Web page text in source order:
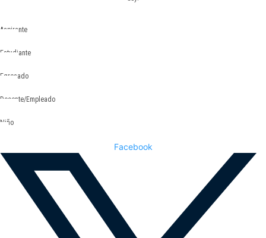
Aspirante
Estudiante
Egresado
Docente/Empleado
Niño
Facebook